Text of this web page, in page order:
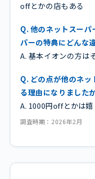
offとかの店もある
Q. 他のネットスーパ
パーの特典にどんな
A. 基本イオンの方は
Q. どの点が他のネ
る理由になりました
A. 1000円offとかは
調査時期：2026年2月